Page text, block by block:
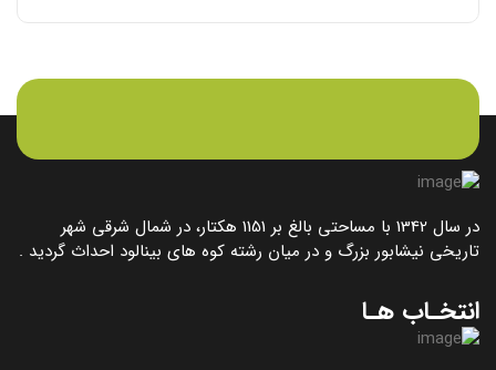
در سال 1342 با مساحتی بالغ بر 1151 هکتار، در شمال شرقی شهر
تاریخی نیشابور بزرگ و در میان رشته کوه های بینالود احداث گردید .
انتخـاب هـا